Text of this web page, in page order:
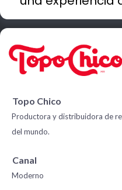
Topo Chico
Productora y distribuidora de
del mundo.
Canal
Moderno